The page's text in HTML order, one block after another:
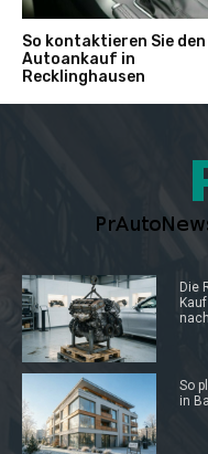
So kontaktieren Sie den
Autoankauf in
Recklinghausen
Die
So
in